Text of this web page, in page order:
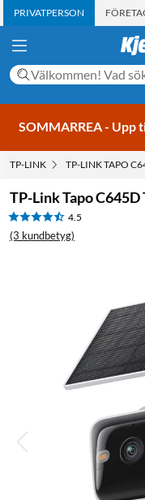
PRIVATPERSON
SOMMARREA - Upp
TP-LINK TP-LINK TAPO
TP-Link Tapo
4.5
(3 kundbetyg)